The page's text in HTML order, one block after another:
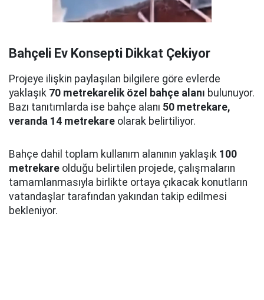
Bahçeli Ev Konsepti Dikkat Çekiyor
Projeye ilişkin paylaşılan bilgilere göre evlerde
yaklaşık 70 metrekarelik özel bahçe alanı bulunuyor.
Bazı tanıtımlarda ise bahçe alanı 50 metrekare,
veranda 14 metrekare olarak belirtiliyor.
Bahçe dahil toplam kullanım alanının yaklaşık 100
metrekare olduğu belirtilen projede, çalışmaların
tamamlanmasıyla birlikte ortaya çıkacak konutların
vatandaşlar tarafından yakından takip edilmesi
bekleniyor.